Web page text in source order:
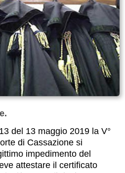
del 13 maggio 2019 la V°
di Cassazione si
impedimento del
attestare il certificato